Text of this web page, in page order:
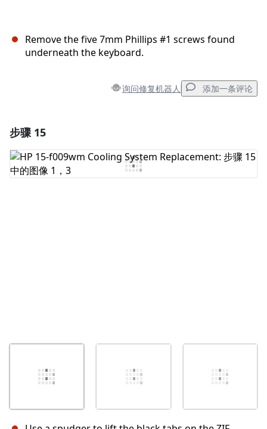
Remove the five 7mm Phillips #1 screws found
underneath the keyboard.
询问修复机器人 添加一条评论
添加评论
步骤 15